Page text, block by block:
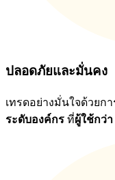
ปลอดภัยและมั่นคง
เทรดอย่างมั่นใจด้วยก
ระดับองค์กร ที่ผู้ใช้กว่